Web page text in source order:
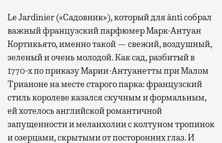
Le Jardinier («Садовник»), который для ānti собрал
важный французский парфюмер Марк-Антуан
Кортикьято, именно такой — свежий, воздушный,
зеленый и очень молодой. Как сад, разбитый в
1770-х по приказу Марии-Антуанетты при Малом
Трианоне на месте старого парка: французский
стиль королеве казался скучным и формальным,
ей хотелось английской романтичной
запущенности и меланхолии с колтуном тропинок
и озерцами, скрытыми от посторонних глаз. И